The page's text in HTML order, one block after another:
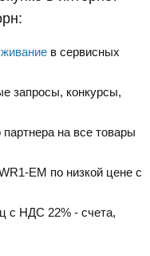
в сервисных
запросы, конкурсы,
на все товары
EM по низкой цене с
с НДС 22% - счета,